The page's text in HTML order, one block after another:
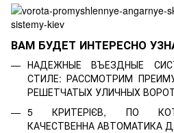
ВАМ БУДЕТ ИНТЕРЕСНО
НАДЕЖНЫЕ ВЪЕЗДНЫЕ
СТИЛЕ: РАССМОТРИМ
РЕШЕТЧАТЫХ УЛИЧНЫХ
5 КРИТЕРІЄВ, ПО
КАЧЕСТВЕННА АВТОМАТИКА